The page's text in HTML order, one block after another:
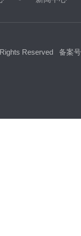
Reserved 备案